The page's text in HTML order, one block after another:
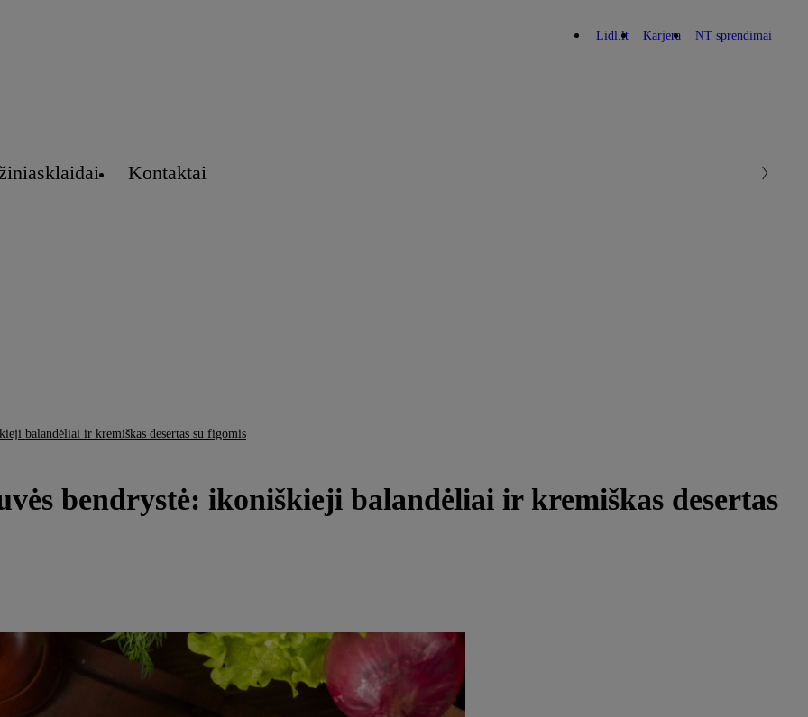
Lidl.lt Karjera NT sprendimai
Kontaktai
balandėliai ir kremiškas desertas su figomis
bendrystė: ikoniškieji balandėliai ir kremiškas desertas